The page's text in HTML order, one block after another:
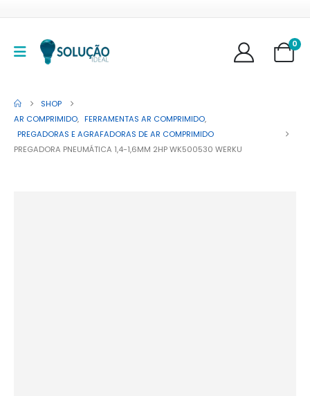
0
SHOP
AR COMPRIMIDO, FERRAMENTAS AR COMPRIMIDO,
PREGADORAS E AGRAFADORAS DE AR COMPRIMIDO
PREGADORA PNEUMÁTICA 1,4-1,6MM 2HP WK500530 WERKU